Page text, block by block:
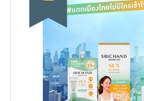
ย้อนกลับ
เครื่องดื่มและผงชงดื่ม
ย้อนกลับ
ย้อนกลับ
ย้อนกลับ
ย้อนกลับ
ย้อนกลับ
ย้อนกลับ
ย้อนกลับ
ย้อนกลับ
ย้อนกลับ
พระเครื่อง test pop
ย้อนกลับ